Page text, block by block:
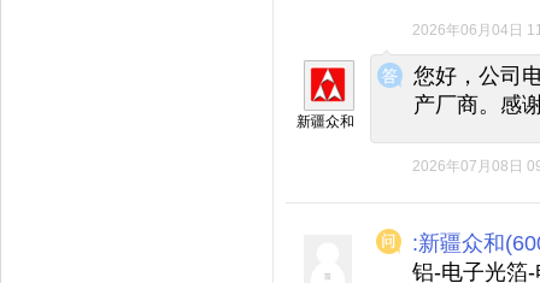
2026年06月04日
◆
◆
新疆众和
您好，公司
产厂商。感
2026年07月08日
:新疆众和
铝-电子光箔